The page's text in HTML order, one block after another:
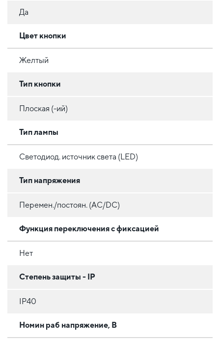
Да
Цвет кнопки
Желтый
Тип кнопки
Плоская (-ий)
Тип лампы
Светодиод. источник света (LED)
Тип напряжения
Перемен./постоян. (AC/DC)
Функция переключения с фиксацией
Нет
Степень защиты - IP
IP40
Номин раб напряжение, В